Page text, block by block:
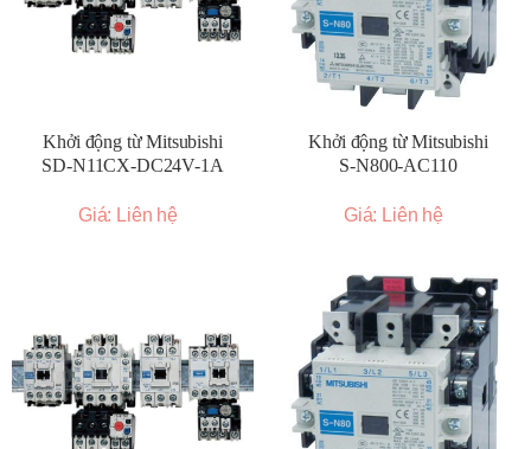
Khởi động từ Mitsubishi
SD-N11CX-DC24V-1A
Giá: Liên hệ
Khởi động từ Mitsubishi
S-N800-AC110
Giá: Liên hệ